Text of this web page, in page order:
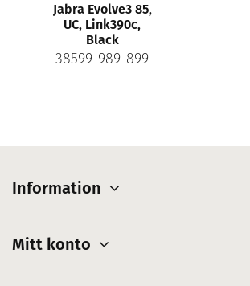
Jabra Evolve3 85,
UC, Link390c,
Black
38599-989-899
Information
Mitt konto